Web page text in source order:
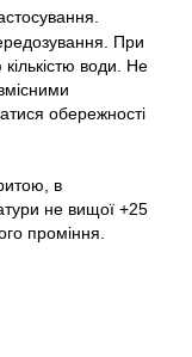
При
води. Не
обережності
в
не вищої +25
проміння.